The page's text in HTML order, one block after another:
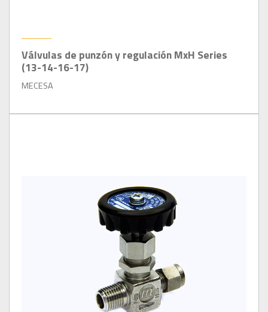
Válvulas de punzón y regulación MxH Series
(13-14-16-17)
MECESA